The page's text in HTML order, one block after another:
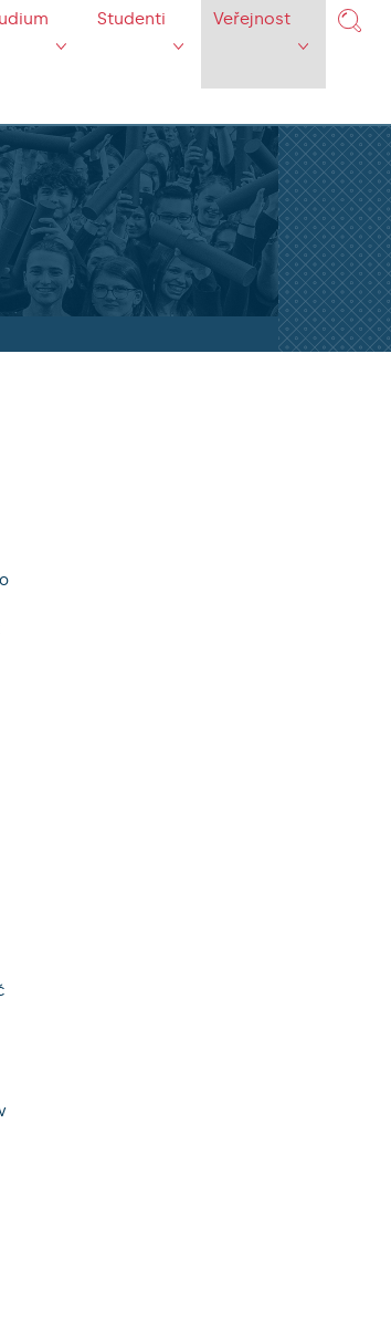
Studenti Veřejnost